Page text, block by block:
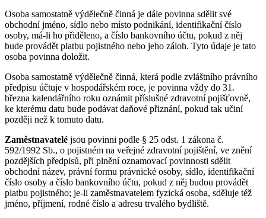
Osoba samostatně výdělečně činná je dále povinna sdělit své
obchodní jméno, sídlo nebo místo podnikání, identifikační číslo
osoby, má-li ho přiděleno, a číslo bankovního účtu, pokud z něj
bude provádět platbu pojistného nebo jeho záloh. Tyto údaje je tato
osoba povinna doložit.
Osoba samostatně výdělečně činná, která podle zvláštního právního
předpisu účtuje v hospodářském roce, je povinna vždy do 31.
března kalendářního roku oznámit příslušné zdravotní pojišťovně,
ke kterému datu bude podávat daňové přiznání, pokud tak učiní
později než k tomuto datu.
Zaměstnavatelé jsou povinni podle § 25 odst. 1 zákona č.
592/1992 Sb., o pojistném na veřejné zdravotní pojištění, ve znění
pozdějších předpisů, při plnění oznamovací povinnosti sdělit
obchodní název, právní formu právnické osoby, sídlo, identifikační
číslo osoby a číslo bankovního účtu, pokud z něj budou provádět
platbu pojistného; je-li zaměstnavatelem fyzická osoba, sděluje též
jméno, příjmení, rodné číslo a adresu trvalého bydliště.